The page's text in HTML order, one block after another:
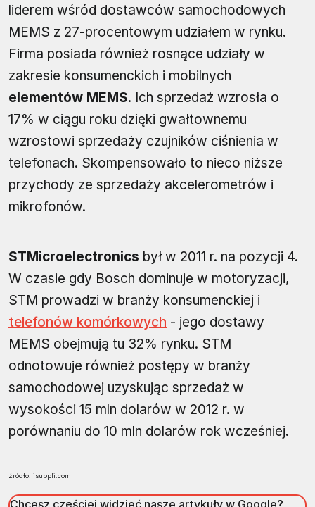
liderem wśród dostawców samochodowych
MEMS z 27-procentowym udziałem w rynku.
Firma posiada również rosnące udziały w
zakresie konsumenckich i mobilnych
elementów MEMS. Ich sprzedaż wzrosła o
17% w ciągu roku dzięki gwałtownemu
wzrostowi sprzedaży czujników ciśnienia w
telefonach. Skompensowało to nieco niższe
przychody ze sprzedaży akcelerometrów i
mikrofonów.
STMicroelectronics był w 2011 r. na pozycji 4.
W czasie gdy Bosch dominuje w motoryzacji,
STM prowadzi w branży konsumenckiej i
telefonów komórkowych - jego dostawy
MEMS obejmują tu 32% rynku. STM
odnotowuje również postępy w branży
samochodowej uzyskując sprzedaż w
wysokości 15 mln dolarów w 2012 r. w
porównaniu do 10 mln dolarów rok wcześniej.
źródło: isuppli.com